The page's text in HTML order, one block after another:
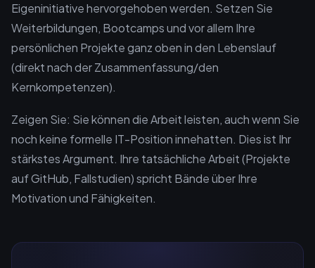
Eigeninitiative hervorgehoben werden. Setzen Sie
Weiterbildungen, Bootcamps und vor allem Ihre
persönlichen Projekte ganz oben in den Lebenslauf
(direkt nach der Zusammenfassung/den
Kernkompetenzen).
Zeigen Sie: Sie können die Arbeit leisten, auch wenn Sie
noch keine formelle IT-Position innehatten. Dies ist Ihr
stärkstes Argument. Ihre tatsächliche Arbeit (Projekte
auf GitHub, Fallstudien) spricht Bände über Ihre
Motivation und Fähigkeiten.